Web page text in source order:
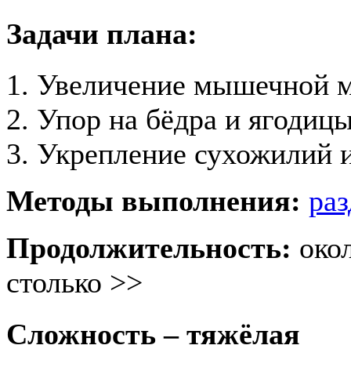
Задачи плана:
1. Увеличение мышечной
2. Упор на бёдра и
3. Укрепление сухожилий
Методы выполнения:
Продолжительность:
столько >>
Сложность – тяжёлая